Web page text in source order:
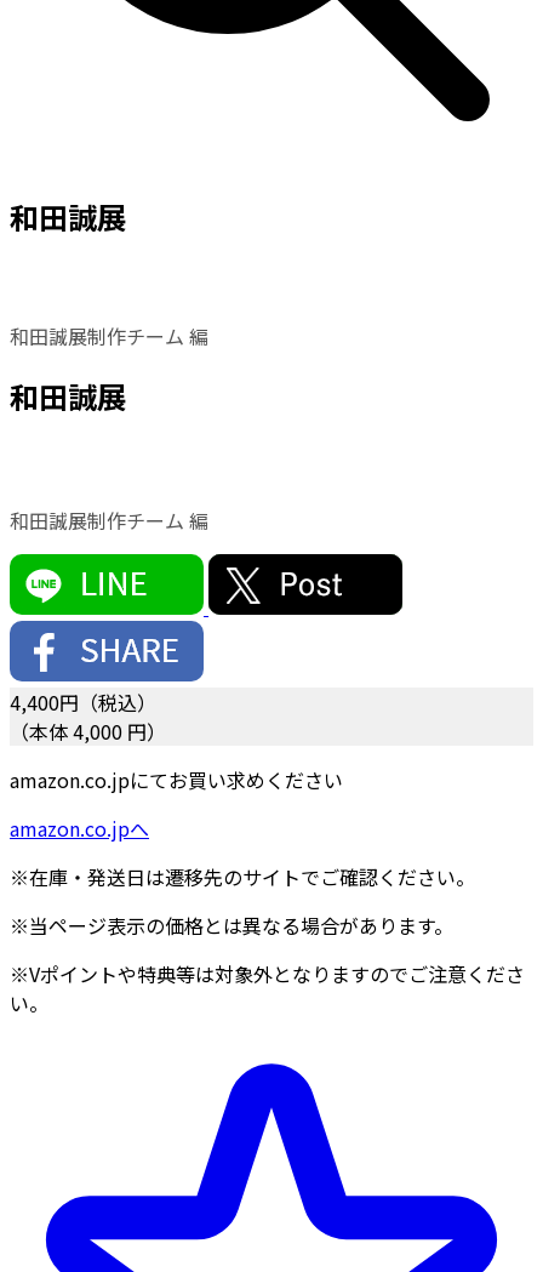
和田誠展
和田誠展制作チーム 編
和田誠展
和田誠展制作チーム 編
4,400円（税込）
（本体 4,000 円）
amazon.co.jpにてお買い求めください
amazon.co.jpへ
※在庫・発送日は遷移先のサイトでご確認ください。
※当ページ表示の価格とは異なる場合があります。
※Vポイントや特典等は対象外となりますのでご注意くださ
い。